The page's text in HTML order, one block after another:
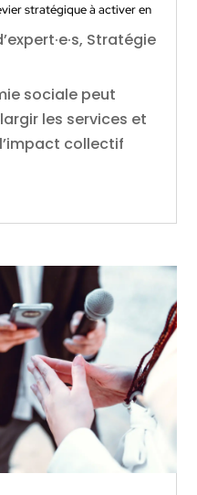
stratégique à activer en
, Stratégie
sociale peut
les services et
collectif